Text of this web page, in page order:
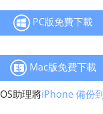
PC版免費下載
Mac版免費下載
助理將iPhone 備份